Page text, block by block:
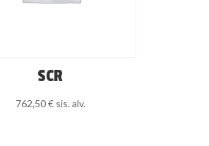
SCR
762,50€ sis. alv.